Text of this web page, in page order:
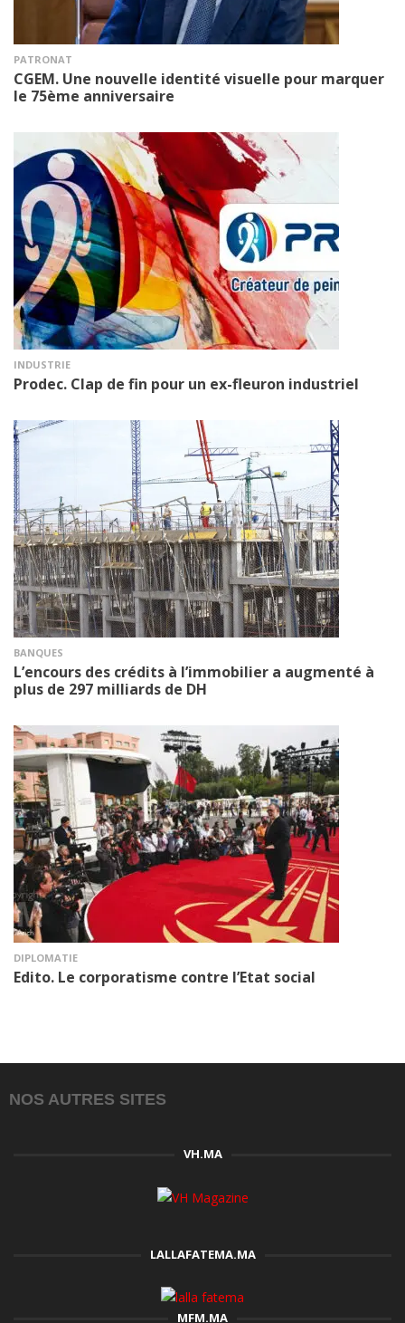
PATRONAT
CGEM. Une nouvelle identité visuelle pour marquer
le 75ème anniversaire
INDUSTRIE
Prodec. Clap de fin pour un ex-fleuron industriel
BANQUES
L’encours des crédits à l’immobilier a augmenté à
plus de 297 milliards de DH
DIPLOMATIE
Edito. Le corporatisme contre l’Etat social
NOS AUTRES SITES
VH.MA
LALLAFATEMA.MA
MFM.MA